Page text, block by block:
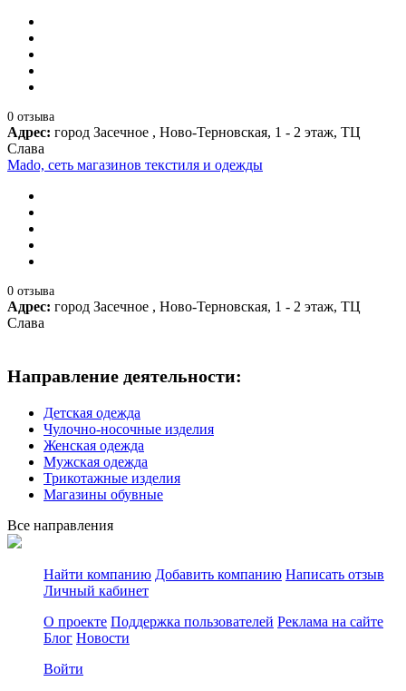
0 отзыва
Адрес: город Засечное , Ново-Терновская, 1 - 2 этаж, ТЦ
Слава
Mado, сеть магазинов текстиля и одежды
0 отзыва
Адрес: город Засечное , Ново-Терновская, 1 - 2 этаж, ТЦ
Слава
Направление деятельности:
Детская одежда
Чулочно-носочные изделия
Женская одежда
Мужская одежда
Трикотажные изделия
Магазины обувные
Все направления
Найти компанию Добавить компанию Написать отзыв
Личный кабинет
О проекте Поддержка пользователей Реклама на сайте
Блог Новости
Войти